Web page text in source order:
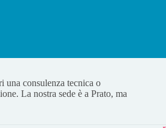
una consulenza tecnica o
La nostra sede è a Prato, ma